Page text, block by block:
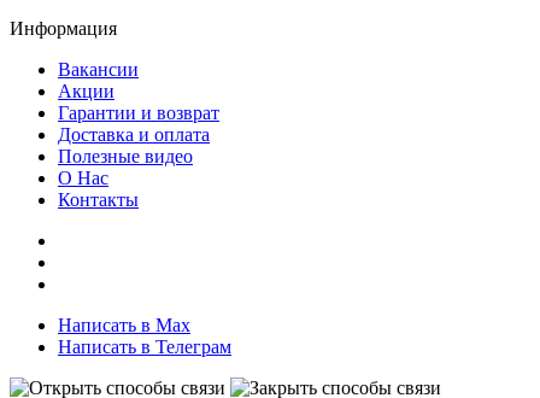
Информация
Вакансии
Акции
Гарантии и возврат
Доставка и оплата
Полезные видео
О Нас
Контакты
Написать в Max
Написать в Телеграм